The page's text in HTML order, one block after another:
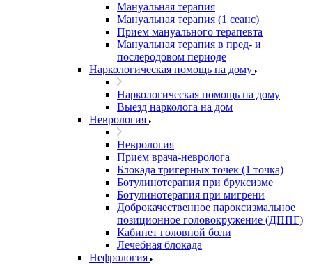
Мануальная терапия
Мануальная терапия (1 сеанс)
Прием мануального терапевта
Мануальная терапия в пред- и
послеродовом периоде
Наркологическая помощь на дому
Наркологическая помощь на дому
Выезд нарколога на дом
Неврология
Неврология
Прием врача-невролога
Блокада тригерных точек (1 точка)
Ботулинотерапия при бруксизме
Ботулинотерапия при мигрени
Доброкачественное пароксизмальное
позиционное головокружение (ДППГ)
Кабинет головной боли
Лечебная блокада
Нефрология